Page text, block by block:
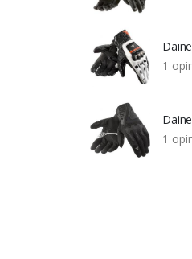
1
1